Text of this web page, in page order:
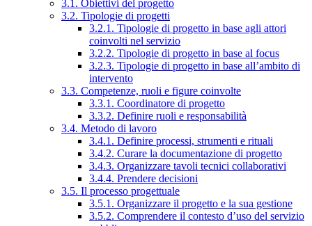
3.1. Obiettivi del progetto
3.2. Tipologie di progetti
3.2.1. Tipologie di progetto in base agli attori
coinvolti nel servizio
3.2.2. Tipologie di progetto in base al focus
3.2.3. Tipologie di progetto in base all’ambito di
intervento
3.3. Competenze, ruoli e figure coinvolte
3.3.1. Coordinatore di progetto
3.3.2. Definire ruoli e responsabilità
3.4. Metodo di lavoro
3.4.1. Definire processi, strumenti e rituali
3.4.2. Curare la documentazione di progetto
3.4.3. Organizzare tavoli tecnici collaborativi
3.4.4. Prendere decisioni
3.5. Il processo progettuale
3.5.1. Organizzare il progetto e la sua gestione
3.5.2. Comprendere il contesto d’uso del servizio